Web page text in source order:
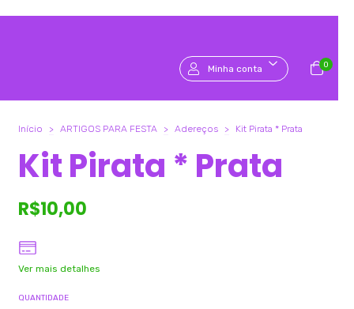
Minha conta 0
Início > ARTIGOS PARA FESTA > Adereços > Kit Pirata * Prata
Kit Pirata * Prata
R$10,00
Ver mais detalhes
QUANTIDADE